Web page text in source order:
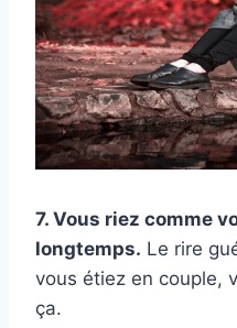
7. Vous riez comme
longtemps. Le rire
vous étiez en couple,
ça.